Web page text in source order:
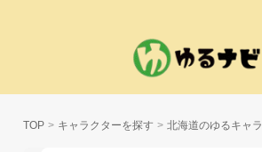
TOP キャラクターを探す 北海道のゆるキャラ